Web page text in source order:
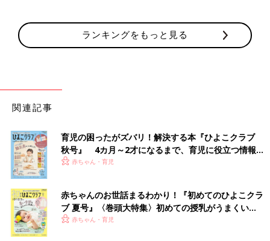
ランキングをもっと見る
関連記事
育児の困ったがズバリ！解決する本『ひよこクラブ
秋号』 4カ月～2才になるまで、育児に役立つ情報が
いっぱい！
赤ちゃん・育児
赤ちゃんのお世話まるわかり！『初めてのひよこクラ
ブ 夏号』〈巻頭大特集〉初めての授乳がうまくい
く！ おっぱい・ミルクの基本と夏のトラブル 解決テ
赤ちゃん・育児